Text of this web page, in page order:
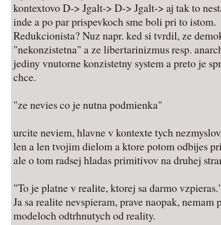
kontextovo D-> Jgalt-> D-> Jgalt-> aj tak to
inde a po par prispevkoch sme boli pri to istom.
Redukcionista? Nuz napr. ked si tvrdil, ze
"nekonzistetna" a ze libertarinizmus resp.
jediny vnutorne konzistetny system a preto je
chce.
"ze nevies co je nutna podmienka"
urcite neviem, hlavne v kontexte tych
len a len tvojim dielom a ktore potom odbijes
ale o tom radsej hladas primitivov na druhej
"To je platne v realite, ktorej sa darmo
Ja sa realite nevspieram, prave naopak,
modeloch odtrhnutych od reality.